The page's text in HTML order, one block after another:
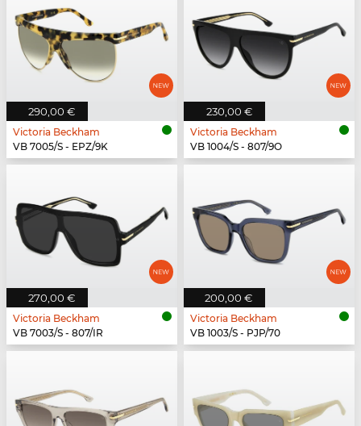
290,00 €
Victoria Beckham
VB 7005/S - EPZ/9K
230,00 €
Victoria Beckham
VB 1004/S - 807/9O
270,00 €
Victoria Beckham
VB 7003/S - 807/IR
200,00 €
Victoria Beckham
VB 1003/S - PJP/70